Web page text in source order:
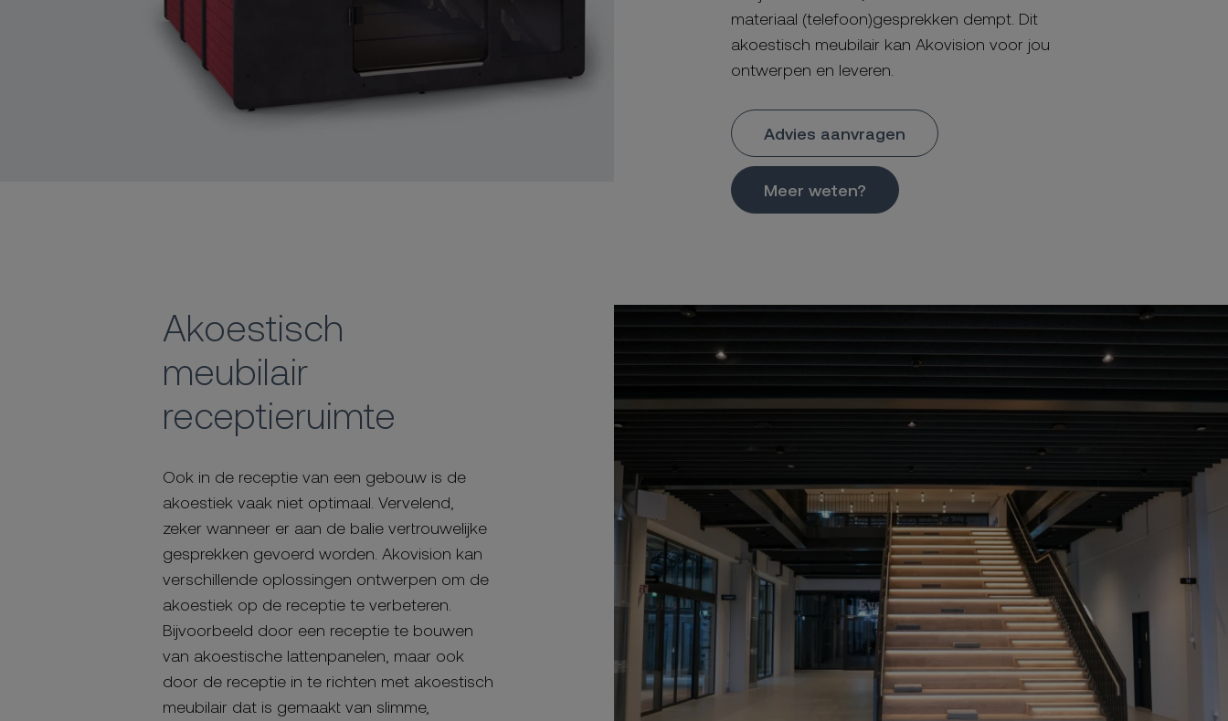
materiaal (telefoon)gesprekken dempt. Dit
akoestisch meubilair kan Akovision voor jou
ontwerpen en leveren.
Advies aanvragen
Meer weten?
Akoestisch
meubilair
receptieruimte
Ook in de receptie van een gebouw is de
akoestiek vaak niet optimaal. Vervelend,
zeker wanneer er aan de balie vertrouwelijke
gesprekken gevoerd worden. Akovision kan
verschillende oplossingen ontwerpen om de
akoestiek op de receptie te verbeteren.
Bijvoorbeeld door een receptie te bouwen
van akoestische lattenpanelen, maar ook
door de receptie in te richten met akoestisch
meubilair dat is gemaakt van slimme,